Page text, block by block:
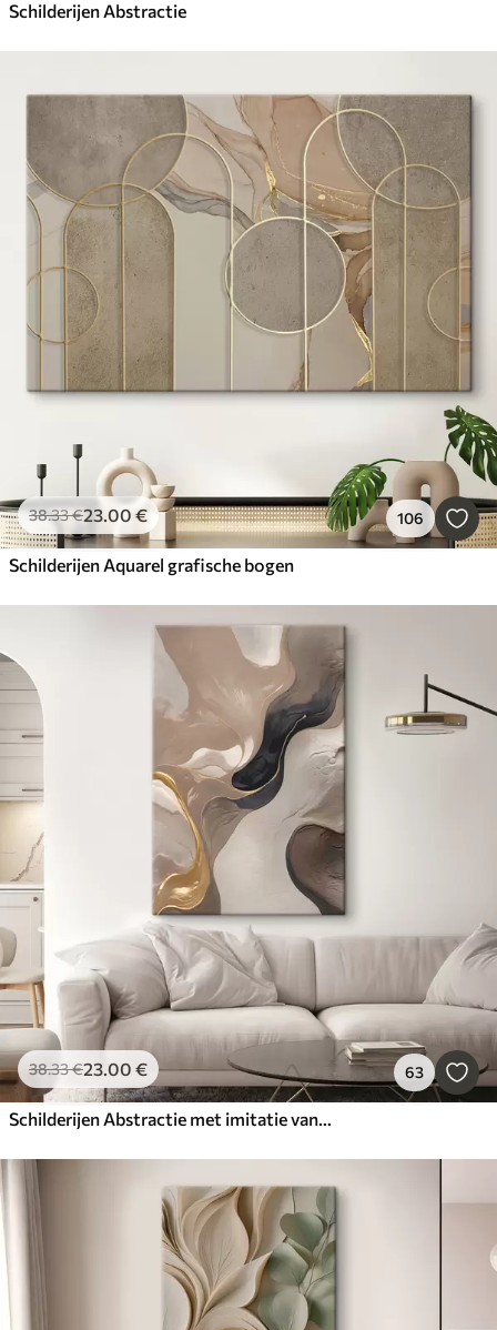
Schilderijen Abstractie
38.33€23.00 € 106
Schilderijen Aquarel grafische bogen
38.33€23.00 € 63
Schilderijen Abstractie met imitatie van textuur